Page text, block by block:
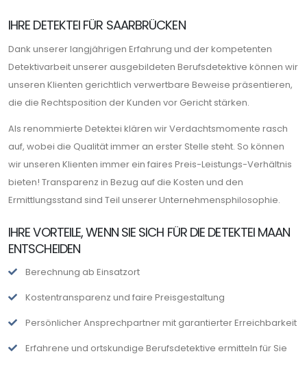
IHRE DETEKTEI FÜR SAARBRÜCKEN
Dank unserer langjährigen Erfahrung und der kompetenten
Detektivarbeit unserer ausgebildeten Berufsdetektive können wir
unseren Klienten gerichtlich verwertbare Beweise präsentieren,
die die Rechtsposition der Kunden vor Gericht stärken.
Als renommierte Detektei klären wir Verdachtsmomente rasch
auf, wobei die Qualität immer an erster Stelle steht. So können
wir unseren Klienten immer ein faires Preis-Leistungs-Verhältnis
bieten! Transparenz in Bezug auf die Kosten und den
Ermittlungsstand sind Teil unserer Unternehmensphilosophie.
IHRE VORTEILE, WENN SIE SICH FÜR DIE DETEKTEI MAAN
ENTSCHEIDEN
Berechnung ab Einsatzort
Kostentransparenz und faire Preisgestaltung
Persönlicher Ansprechpartner mit garantierter Erreichbarkeit
Erfahrene und ortskundige Berufsdetektive ermitteln für Sie